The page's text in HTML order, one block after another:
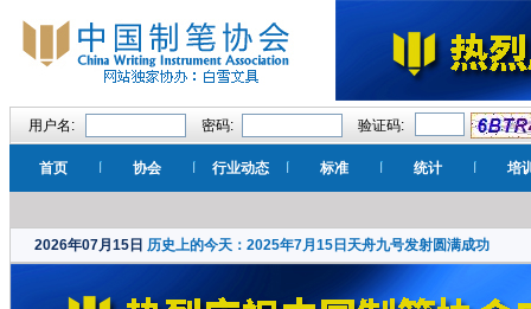
用户名: 密码: 验证码:
首页 协会 行业动态 标准 统计 培
2026年07月15日 历史上的今天：2025年7月15日天舟九号发射圆满成功